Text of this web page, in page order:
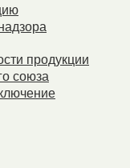
продукции
союза